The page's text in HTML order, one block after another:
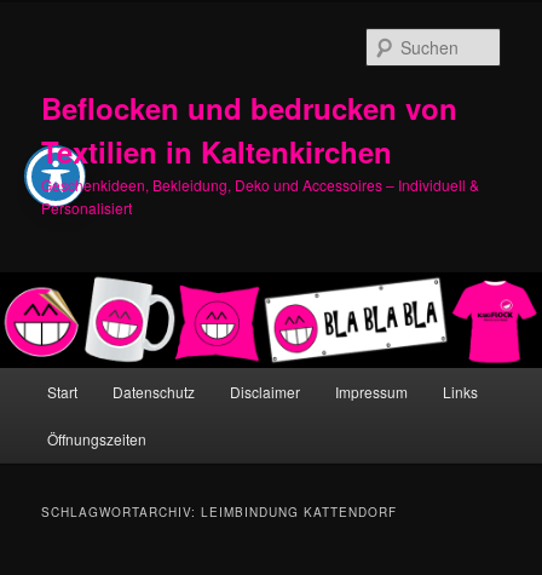
Beflocken und bedrucken von
Textilien in Kaltenkirchen
Geschenkideen, Bekleidung, Deko und Accessoires – Individuell &
Personalisiert
Start Datenschutz Disclaimer Impressum Links
Öffnungszeiten
SCHLAGWORTARCHIV:LEIMBINDUNG KATTENDORF